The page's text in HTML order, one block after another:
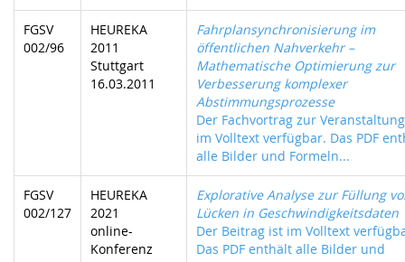
FGSV
002/96
HEUREKA
2011
Stuttgart
16.03.2011
Fahrplansynchronisierung im
öffentlichen Nahverkehr –
Mathematische Optimierung zur
Verbesserung komplexer
Abstimmungsprozesse
Der Fachvortrag zur
im Volltext verfügbar. Das PDF
alle Bilder und Formeln...
FGSV
002/127
HEUREKA
2021
online-
Konferenz
Explorative Analyse zur Füllung
Lücken in Geschwindigkeitsdaten
Der Beitrag ist im Volltext
Das PDF enthält alle Bilder und